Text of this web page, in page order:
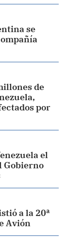
se
de
por
el
Gobierno
a la 20ª
Avión